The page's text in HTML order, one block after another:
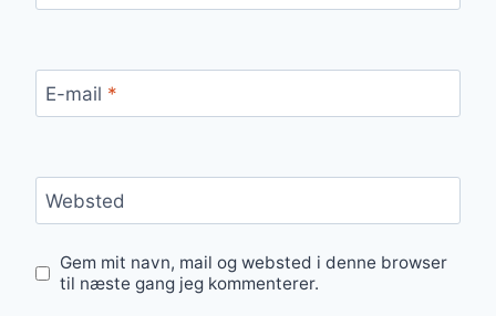
E-mail *
Websted
Gem mit navn, mail og websted i denne browser
til næste gang jeg kommenterer.